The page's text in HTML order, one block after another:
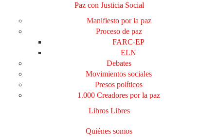
Paz con Justicia Social
Manifiesto por la paz
Proceso de paz
FARC-EP
ELN
Debates
Movimientos sociales
Presos políticos
1.000 Creadores por la paz
Libros Libres
Quiénes somos